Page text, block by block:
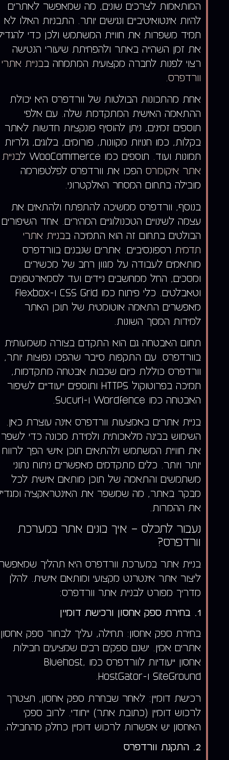
המותאמות לצרכים שונים, מה שמאפשר לאתרים
להיות אינטואיטיביים ונגישים יותר. התבניות האלו לא
תמיד משפרות את חוויית המשתמש ולכן כדי
את זמן השהייה באתר ולהפחיתת שיעורי הנטישה
רצוי לפנות לחברה מקצועית המתמחה בבניית אתרי
וורדפרס
אחת מהתכונות הבולטות של וורדפרס היא יכולת
ההתאמה האישית המתקדמת שלה. עם אלפי
תוספים זמינים, ניתן להוסיף פונקציות חדשות לאתר
בקלות, כמו חנויות מקוונות, פורומים, בלוגים, גלריות
תמונות ועוד. תוספים כמו WooCommerce ל
בניית
אתר איקומרס הפכו את וורדפרס לפלטפורמה
מובילה בתחום המסחר האלקטרוני.
בנוסף, וורדפרס ממשיכה להתפתח ולהתאים את
עצמה לשינויים הטכנולוגיים המהירים. אחד השיפורים
הבולטים בתחום זה הוא התמיכה בבניית אתרי
תדמית רספונסיביים. אתרים שנבנים בוורדפרס
מותאמים לעבודה על מגוון רחב של מכשירים
ומסכים, החל ממחשבים ניידים ועד לסמארטפונים
וטאבלטים. כלי פיתוח כמו CSS Grid ו-Flexbox
מאפשרים התאמה אוטומטית של תוכן האתר
למידות המסך השונות.
תחום האבטחה גם הוא התקדם בצורה משמעותית
בוורדפרס. עם התקפות סייבר שהפכו נפוצות יותר,
וורדפרס כוללת כיום שכבות אבטחה מתקדמות,
תמיכה בפרוטוקול HTTPS ותוספים ייעודיים לשיפור
האבטחה כמו Wordfence ו-Sucuri.
בניית אתרים באמצעות וורדפרס אינה עוצרת כאן.
השימוש בבינה מלאכותית ולמידת מכונה כדי לשפר
את חוויית המשתמש ולהתאים תוכן אישי הפך לרווח
יותר ויותר. כלים מתקדמים מאפשרים ניתוח נתוני
משתמשים והתאמה של תוכן מותאם אישית לכל
מבקר באתר, מה שמשפר את האינטראקציה
את ההמרות.
נעבור לתכלס – איך בונים אתר במערכת
וורדפרס?
בניית אתר במערכת וורדפרס היא תהליך
ליצור אתר אינטרנט מקצועי ומותאם אישית. להלן
מדריך מפורט לבניית אתר וורדפרס:
1. בחירת ספק אחסון ורכישת דומיין
בחירת ספק אחסון: תחילה, עליך לבחור ספק אחסון
אתרים אמין. ישנם ספקים רבים שמציעים חבילות
אחסון ייעודיות לוורדפרס כמו Bluehost,
SiteGround ו-HostGator.
רכישת דומיין: לאחר שבחרת ספק אחסון, תצטרך
לרכוש דומיין (כתובת אתר) ייחודי. לרוב ספקי
האחסון יש אפשרות לרכוש דומיין כחלק מהחבילה.
2. התקנת וורדפרס